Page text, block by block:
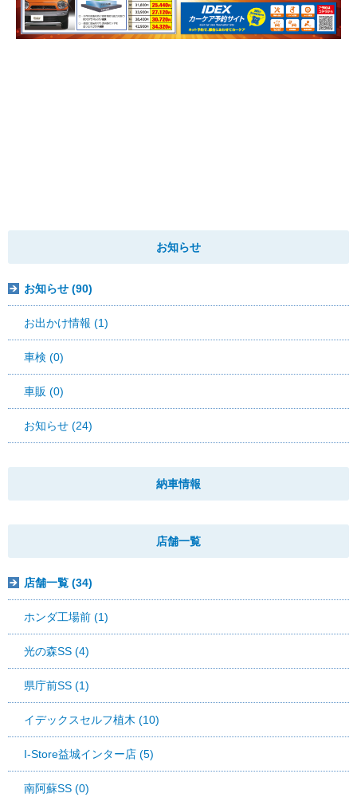
お知らせ
お知らせ (90)
お出かけ情報 (1)
車検 (0)
車販 (0)
お知らせ (24)
納車情報
店舗一覧
店舗一覧 (34)
ホンダ工場前 (1)
光の森SS (4)
県庁前SS (1)
イデックスセルフ植木 (10)
I-Store益城インター店 (5)
南阿蘇SS (0)